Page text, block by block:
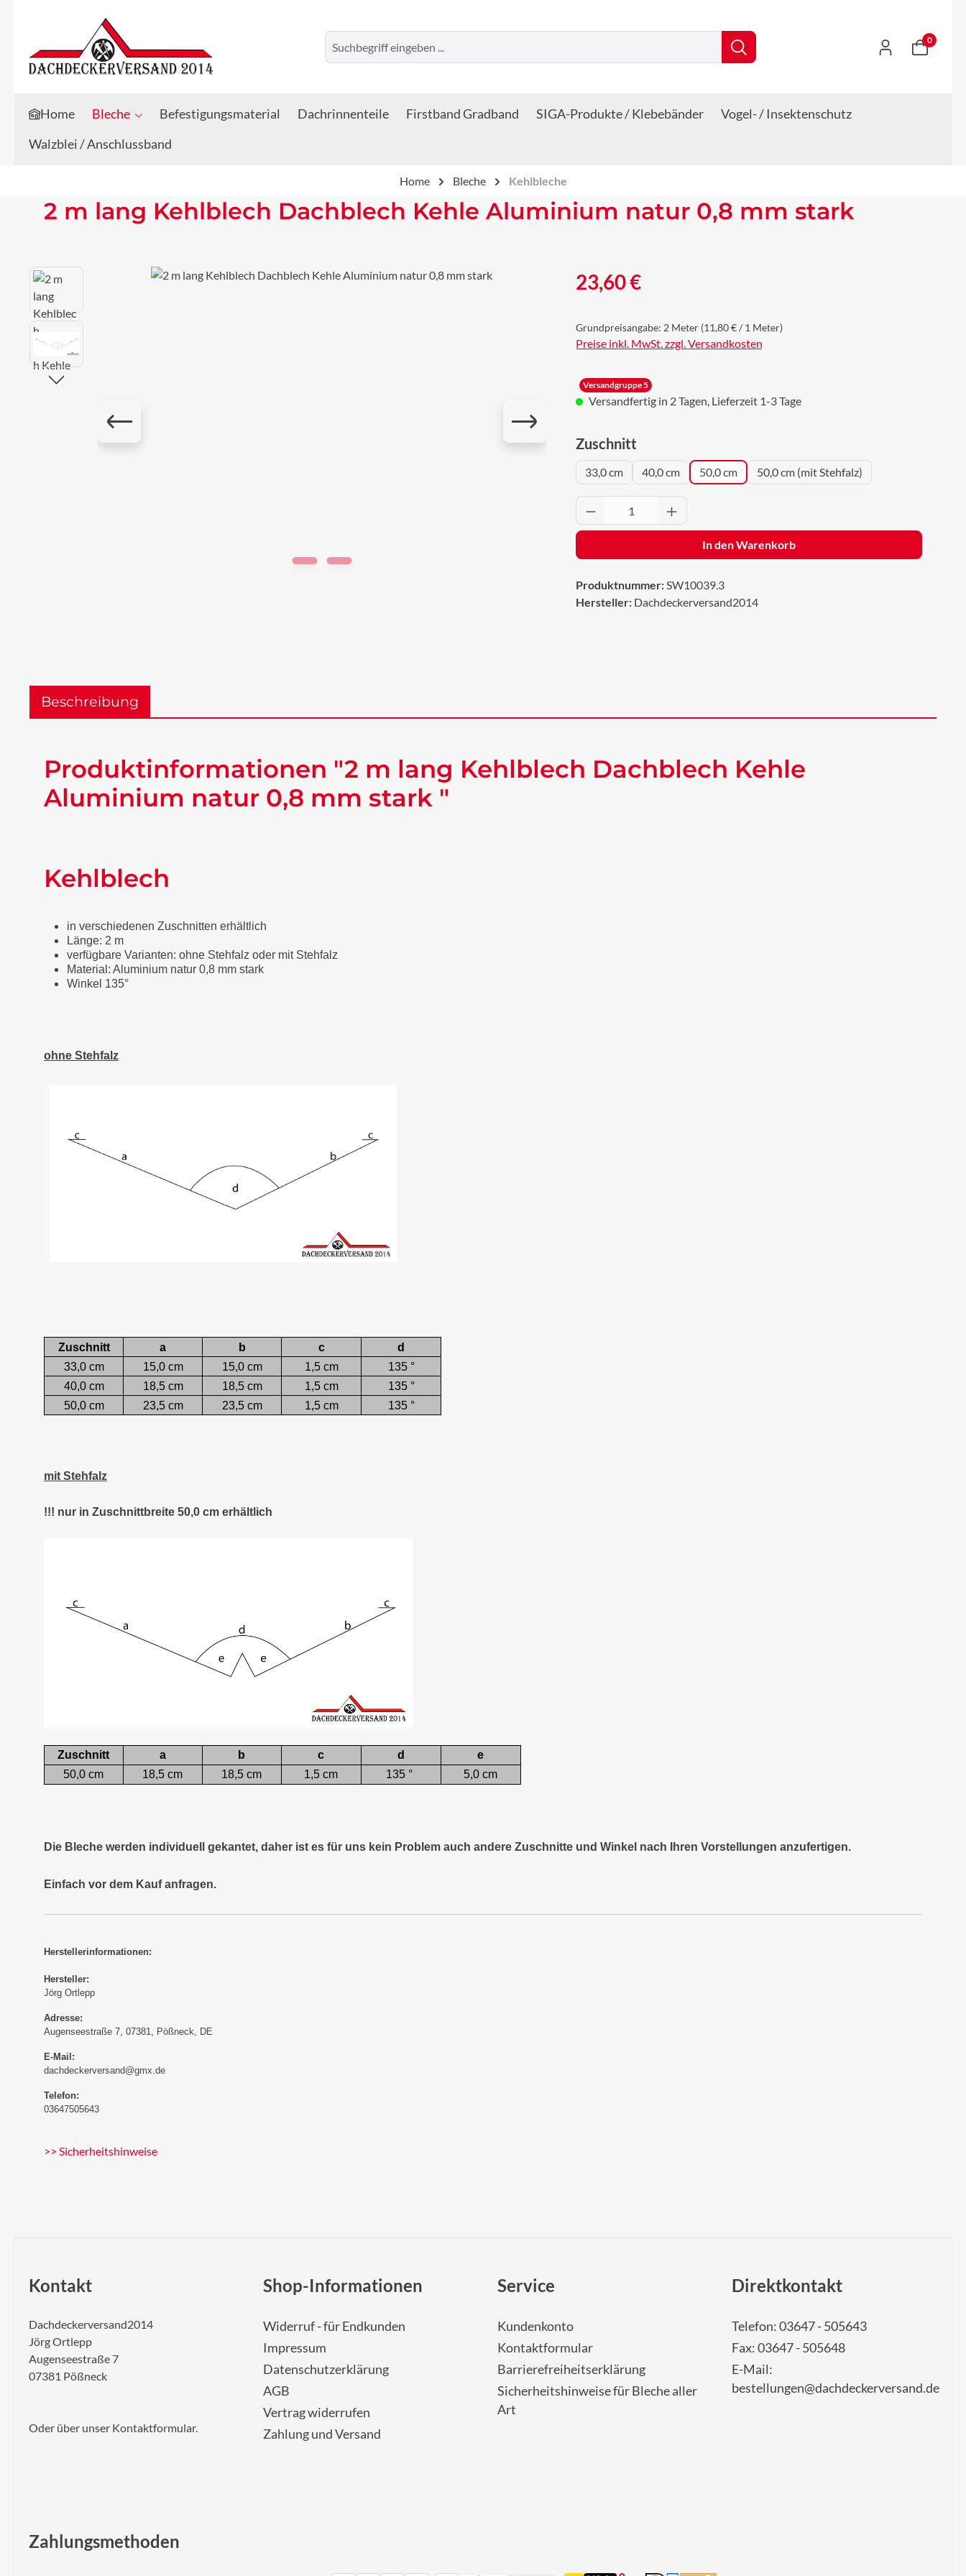
Zum Hauptinhalt springen
Zur Suche springen
0
Home Bleche Befestigungsmaterial Dachrinnenteile Firstband Gradband SIGA-Produkte / Klebebänder
Vogel- / Insektenschutz
Walzblei / Anschlussband
Home Bleche Kehlbleche
2 m lang Kehlblech Dachblech Kehle Aluminium natur 0,8 mm stark
Bildergalerie überspringen Regulärer Preis:
23,60 €
Grundpreisangabe: 2 Meter (11,80 € / 1 Meter)
Preise inkl. MwSt. zzgl. Versandkosten
Versandgruppe 5
Versandfertig in 2 Tagen, Lieferzeit 1-3 Tage
Zuschnittauswählen
33,0 cm 40,0 cm 50,0 cm 50,0 cm (mit Stehfalz)
Produkt Anzahl: Gib den gewünschten Wert ein
In den Warenkorb
Produktnummer:SW10039.3
Hersteller: Dachdeckerversand2014
Beschreibung
Produktinformationen "2 m lang Kehlblech Dachblech Kehle
Aluminium natur 0,8 mm stark "
Kehlblech
in verschiedenen Zuschnitten erhältlich
Länge: 2 m
verfügbare Varianten: ohne Stehfalz oder mit Stehfalz
Material: Aluminium natur 0,8 mm stark
Winkel 135°
ohne Stehfalz
Zuschnitt a b c
d
33,0 cm
15,0 cm 15,0 cm 1,5 cm
135 °
40,0 cm
18,5 cm 18,5 cm 1,5 cm
135 °
50,0 cm
23,5 cm 23,5 cm 1,5 cm 135 °
mit Stehfalz
!!! nur in Zuschnittbreite 50,0 cm erhältlich
Zuschnitt a b c d
e
50,0 cm
18,5 cm 18,5 cm 1,5 cm 135 ° 5,0 cm
Die Bleche werden individuell gekantet, daher ist es für uns kein Problem auch andere Zuschnitte und Winkel nach Ihren Vorstellungen anzufertigen.
Einfach vor dem Kauf anfragen.
Herstellerinformationen:
Hersteller:
Jörg Ortlepp
Adresse:
Augenseestraße 7, 07381, Pößneck, DE
E-Mail:
dachdeckerversand@gmx.de
Telefon:
03647505643
>> Sicherheitshinweise
Kontakt
Dachdeckerversand2014
Jörg Ortlepp
Augenseestraße 7
07381 Pößneck
Oder über unser Kontaktformular.
Shop-Informationen
Widerruf - für Endkunden
Impressum
Datenschutzerklärung
AGB
Vertrag widerrufen
Zahlung und Versand
Service
Kundenkonto
Kontaktformular
Barrierefreiheitserklärung
Sicherheitshinweise für Bleche aller
Art
Direktkontakt
Telefon: 03647 - 505643
Fax: 03647 - 505648
E-Mail:
bestellungen@dachdeckerversand.de
Zahlungsmethoden